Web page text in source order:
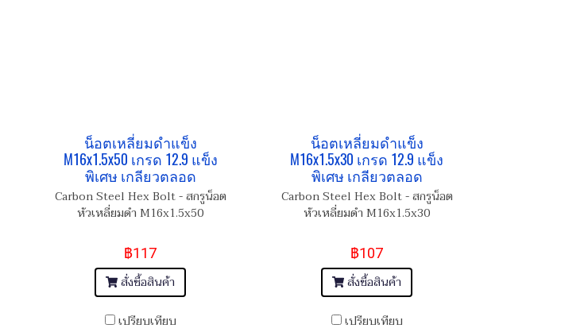
น็อตเหลี่ยมดำแข็ง
M16x1.5x50 เกรด 12.9 แข็ง
พิเศษ เกลียวตลอด
Carbon Steel Hex Bolt - สกรูน็อต
หัวเหลี่ยมดำ M16x1.5x50
฿117
สั่งซื้อสินค้า
เปรียบเทียบ
น็อตเหลี่ยมดำแข็ง
M16x1.5x30 เกรด 12.9 แข็ง
พิเศษ เกลียวตลอด
Carbon Steel Hex Bolt - สกรูน็อต
หัวเหลี่ยมดำ M16x1.5x30
฿107
สั่งซื้อสินค้า
เปรียบเทียบ